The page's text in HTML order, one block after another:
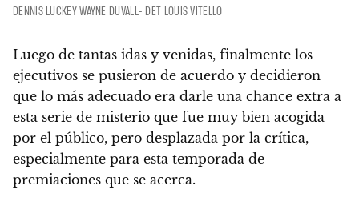
DENNIS LUCKEY WAYNE DUVALL- DET LOUIS VITELLO
Luego de tantas idas y venidas, finalmente los
ejecutivos se pusieron de acuerdo y decidieron
que lo más adecuado era darle una chance extra a
esta serie de misterio que fue muy bien acogida
por el público, pero desplazada por la crítica,
especialmente para esta temporada de
premiaciones que se acerca.